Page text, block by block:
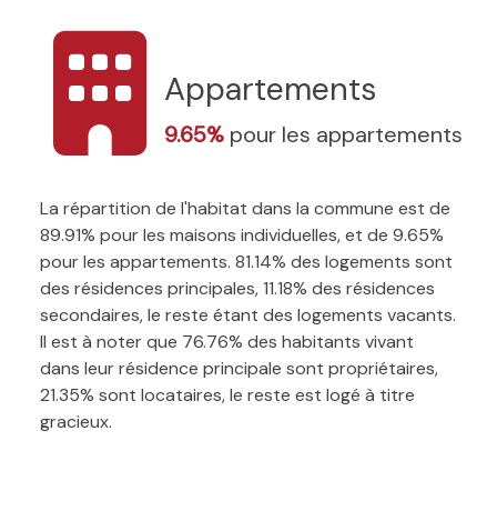
Appartements
9.65% pour les appartements
La répartition de l'habitat dans la commune est de
89.91% pour les maisons individuelles, et de 9.65%
pour les appartements. 81.14% des logements sont
des résidences principales, 11.18% des résidences
secondaires, le reste étant des logements vacants.
Il est à noter que 76.76% des habitants vivant
dans leur résidence principale sont propriétaires,
21.35% sont locataires, le reste est logé à titre
gracieux.